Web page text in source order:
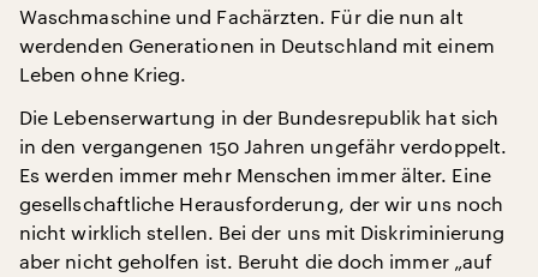
Waschmaschine und Fachärzten. Für die nun alt
werdenden Generationen in Deutschland mit einem
Leben ohne Krieg.
Die Lebenserwartung in der Bundesrepublik hat sich
in den vergangenen 150 Jahren ungefähr verdoppelt.
Es werden immer mehr Menschen immer älter. Eine
gesellschaftliche Herausforderung, der wir uns noch
nicht wirklich stellen. Bei der uns mit Diskriminierung
aber nicht geholfen ist. Beruht die doch immer „auf